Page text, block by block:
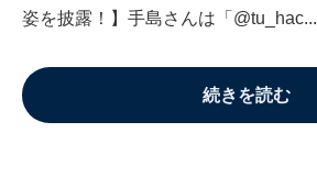
姿を披露！】手島さんは「@tu_hac...
続きを読む